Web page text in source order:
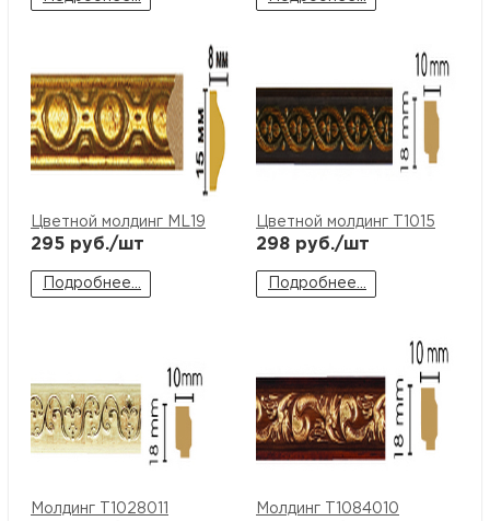
Цветной молдинг ML19
295 руб./шт
Подробнее...
Цветной молдинг T1015
298 руб./шт
Подробнее...
Молдинг T1028011 Молдинг T1084010